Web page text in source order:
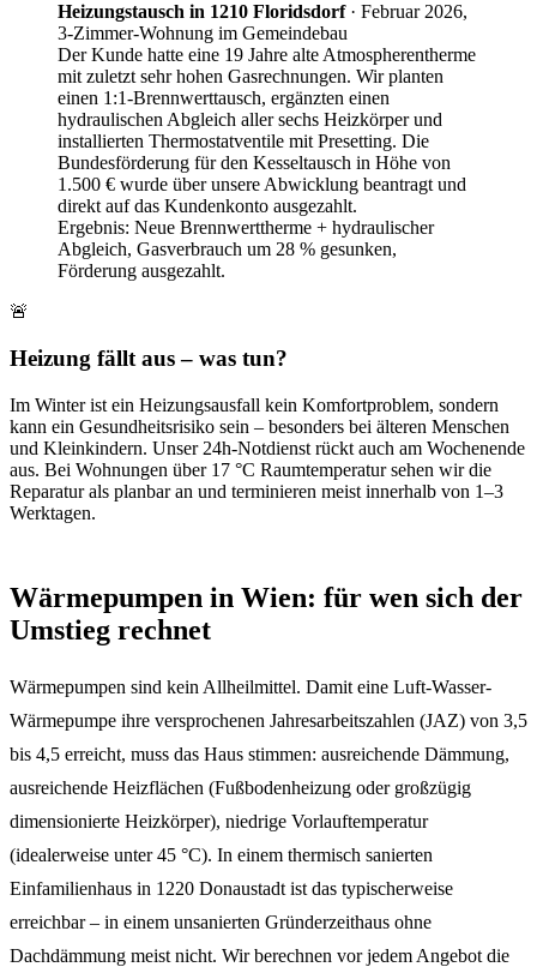
Heizungstausch in 1210 Floridsdorf· Februar 2026,
3-Zimmer-Wohnung im Gemeindebau
Der Kunde hatte eine 19 Jahre alte Atmospherentherme
mit zuletzt sehr hohen Gasrechnungen. Wir planten
einen 1:1-Brennwerttausch, ergänzten einen
hydraulischen Abgleich aller sechs Heizkörper und
installierten Thermostatventile mit Presetting. Die
Bundesförderung für den Kesseltausch in Höhe von
1.500 € wurde über unsere Abwicklung beantragt und
direkt auf das Kundenkonto ausgezahlt.
Ergebnis: Neue Brennwerttherme + hydraulischer
Abgleich, Gasverbrauch um 28 % gesunken,
Förderung ausgezahlt.
🚨
Heizung fällt aus – was tun?
Im Winter ist ein Heizungsausfall kein Komfortproblem, sondern
kann ein Gesundheitsrisiko sein – besonders bei älteren Menschen
und Kleinkindern. Unser 24h-Notdienst rückt auch am Wochenende
aus. Bei Wohnungen über 17 °C Raumtemperatur sehen wir die
Reparatur als planbar an und terminieren meist innerhalb von 1–3
Werktagen.
Wärmepumpen in Wien: für wen sich der
Umstieg rechnet
Wärmepumpen sind kein Allheilmittel. Damit eine Luft-Wasser-
Wärmepumpe ihre versprochenen Jahresarbeitszahlen (JAZ) von 3,5
bis 4,5 erreicht, muss das Haus stimmen: ausreichende Dämmung,
ausreichende Heizflächen (Fußbodenheizung oder großzügig
dimensionierte Heizkörper), niedrige Vorlauftemperatur
(idealerweise unter 45 °C). In einem thermisch sanierten
Einfamilienhaus in 1220 Donaustadt ist das typischerweise
erreichbar – in einem unsanierten Gründerzeithaus ohne
Dachdämmung meist nicht. Wir berechnen vor jedem Angebot die